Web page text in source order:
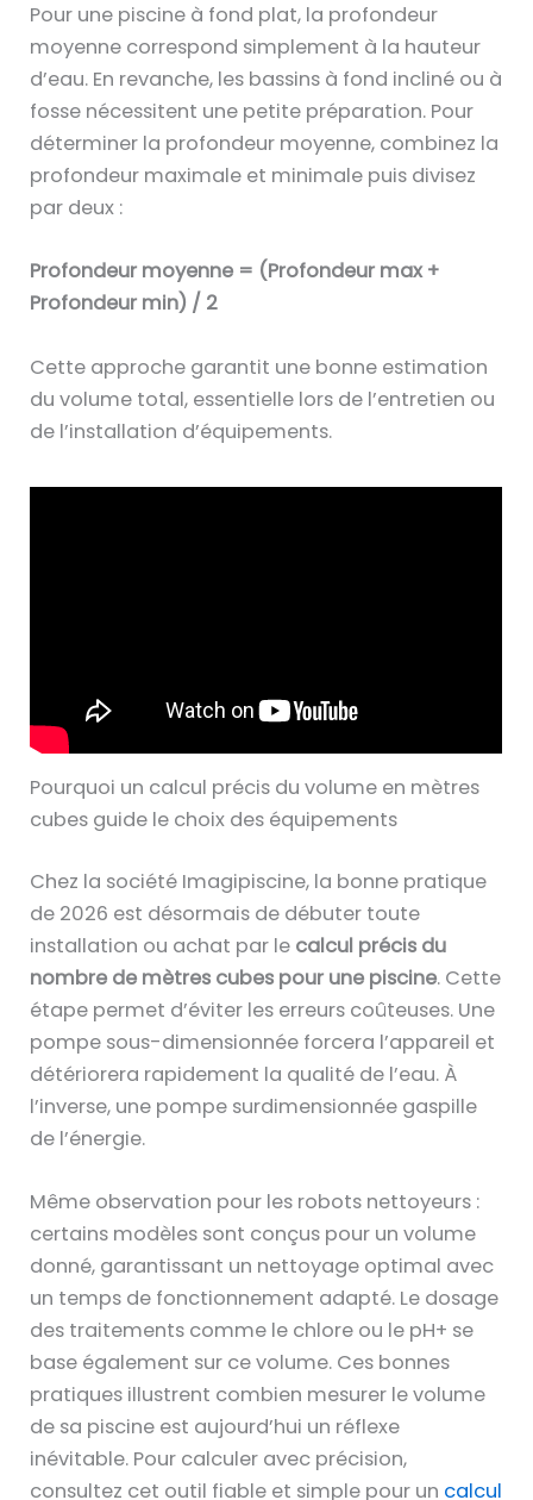
Pour une piscine à fond plat, la profondeur
moyenne correspond simplement à la hauteur
d’eau. En revanche, les bassins à fond incliné ou à
fosse nécessitent une petite préparation. Pour
déterminer la profondeur moyenne, combinez la
profondeur maximale et minimale puis divisez
par deux :
Profondeur moyenne = (Profondeur max +
Profondeur min) / 2
Cette approche garantit une bonne estimation
du volume total, essentielle lors de l’entretien ou
de l’installation d’équipements.
Pourquoi un calcul précis du volume en mètres
cubes guide le choix des équipements
Chez la société Imagipiscine, la bonne pratique
de 2026 est désormais de débuter toute
installation ou achat par le calcul précis du
nombre de mètres cubes pour une piscine. Cette
étape permet d’éviter les erreurs coûteuses. Une
pompe sous-dimensionnée forcera l’appareil et
détériorera rapidement la qualité de l’eau. À
l’inverse, une pompe surdimensionnée gaspille
de l’énergie.
Même observation pour les robots nettoyeurs :
certains modèles sont conçus pour un volume
donné, garantissant un nettoyage optimal avec
un temps de fonctionnement adapté. Le dosage
des traitements comme le chlore ou le pH+ se
base également sur ce volume. Ces bonnes
pratiques illustrent combien mesurer le volume
de sa piscine est aujourd’hui un réflexe
inévitable. Pour calculer avec précision,
consultez cet outil fiable et simple pour un calcul